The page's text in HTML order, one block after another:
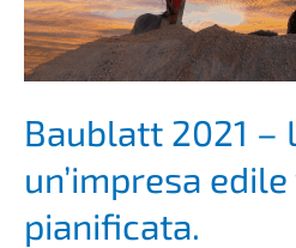
tan­
ti
impedis­
no
la
succes­
sio­
ne
Baublatt 2021 –
un’im­pre­sa
pianificata.